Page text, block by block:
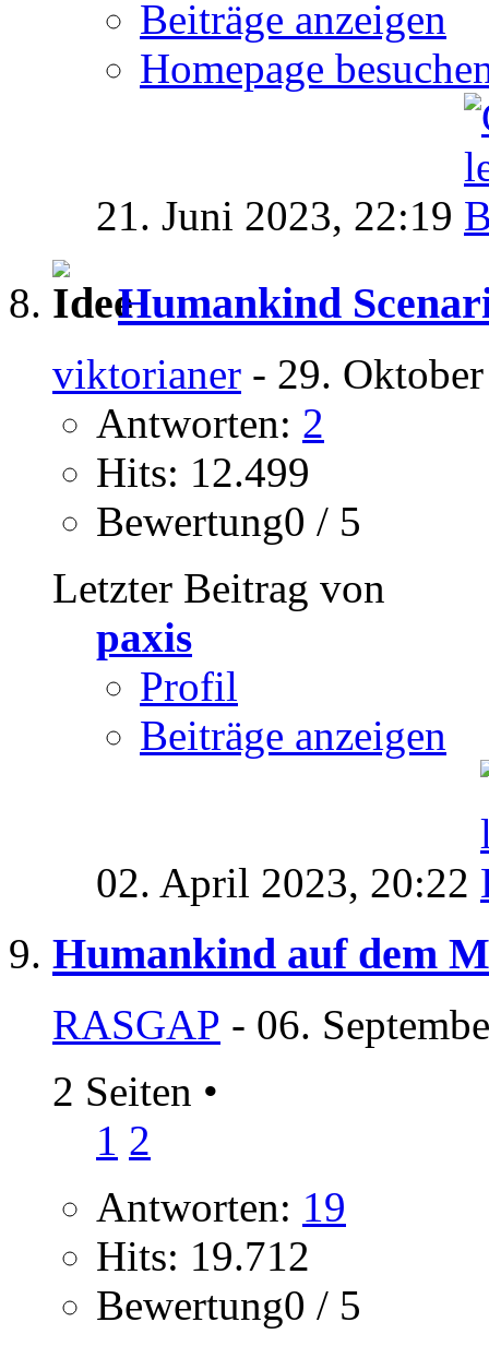
Beiträge anzeigen
Homepage
21. Juni 2023, 22:19
Humankind
viktorianer - 29.
Antworten: 2
Hits: 12.499
Bewertung0 / 5
Letzter Beitrag von
paxis
Profil
Beiträge anzeigen
02. April 2023, 20:22
Humankind auf dem
RASGAP - 06.
2 Seiten •
1 2
Antworten: 19
Hits: 19.712
Bewertung0 / 5